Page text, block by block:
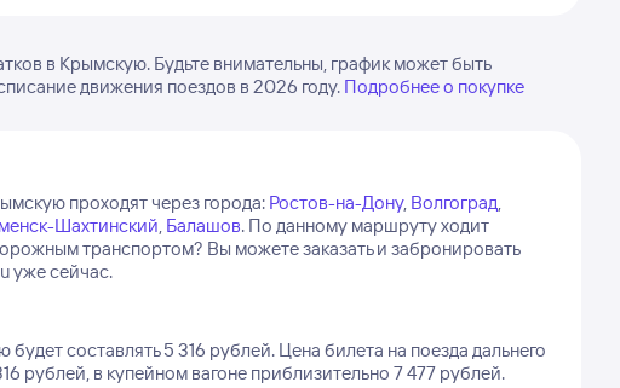
в Крымскую. Будьте внимательны, график может быть
движения поездов в 2026 году. Подробнее о покупке
проходят через города: Ростов-на-Дону, Волгоград,
Шахтинский, Балашов. По данному маршруту ходит
транспортом? Вы можете заказать и забронировать
уже сейчас.
составлять 5 316 рублей. Цена билета на поезда дальнего
рублей, в купейном вагоне приблизительно 7 477 рублей.